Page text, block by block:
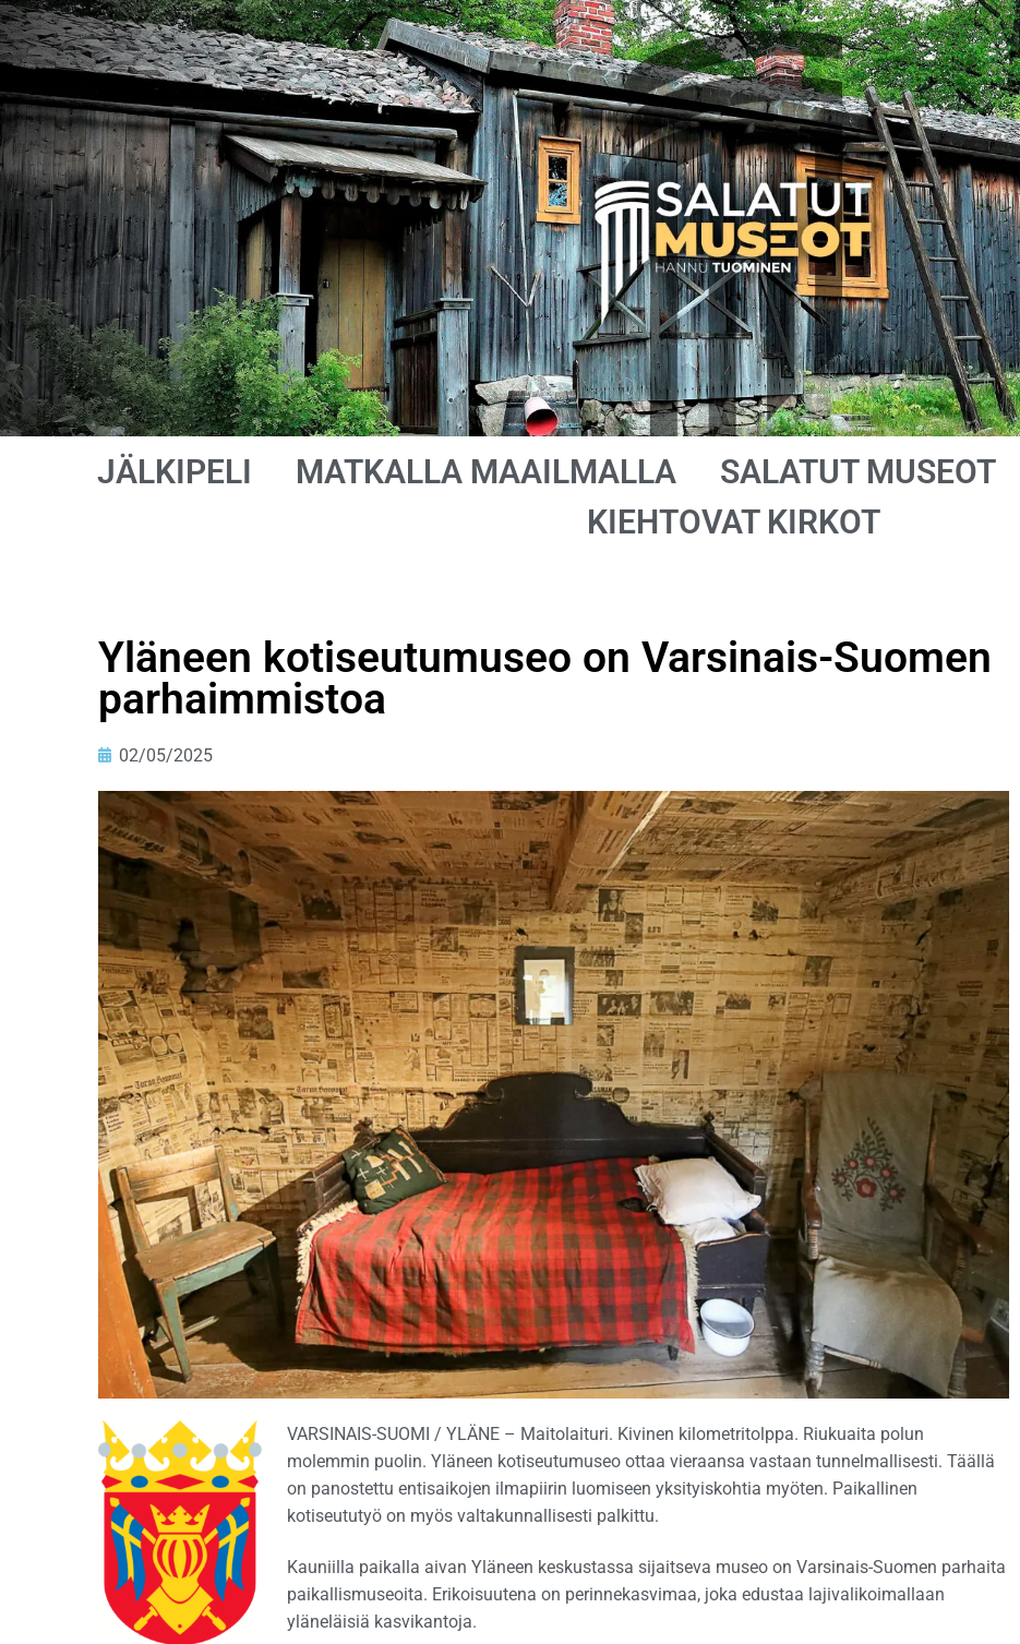
JÄLKIPELI MATKALLA MAAILMALLA SALATUT MUSEOT
KIEHTOVAT KIRKOT
Yläneen kotiseutumuseo on Varsinais-Suomen
parhaimmistoa
02/05/2025
VARSINAIS-SUOMI / YLÄNE – Maitolaituri. Kivinen kilometritolppa. Riukuaita polun
molemmin puolin. Yläneen kotiseutumuseo ottaa vieraansa vastaan tunnelmallisesti. Täällä
on panostettu entisaikojen ilmapiirin luomiseen yksityiskohtia myöten. Paikallinen
kotiseututyö on myös valtakunnallisesti palkittu.
Kauniilla paikalla aivan Yläneen keskustassa sijaitseva museo on Varsinais-Suomen parhaita
paikallismuseoita. Erikoisuutena on perinnekasvimaa, joka edustaa lajivalikoimallaan
yläneläisiä kasvikantoja.